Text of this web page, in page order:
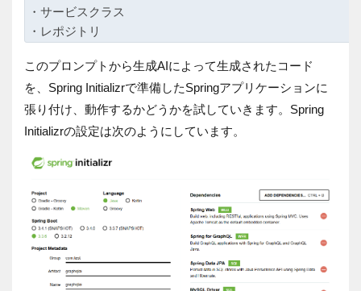
・サービスクラス
このプロンプトから生成AIによって生成されたコード
を、Spring Initializrで準備したSpringアプリケーションに
張り付け、動作するかどうかを試していきます。Spring
Initializrの設定は次のようにしています。